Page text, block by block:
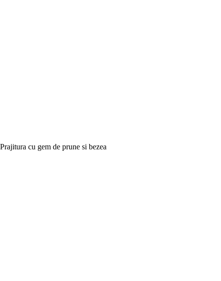
Prajitura cu gem de prune si bezea